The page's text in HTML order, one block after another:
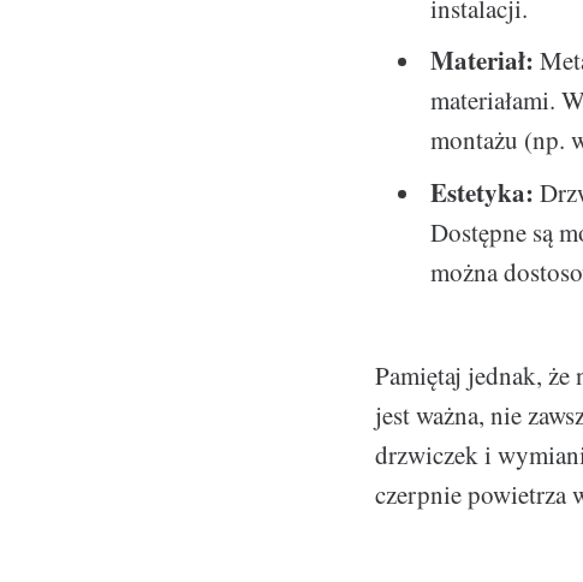
instalacji.
Materiał:
materiałami.
montażu (np.
Estetyka:
Dostępne są
można
Pamiętaj jednak,
jest ważna, nie
drzwiczek i
czerpnie powietrza